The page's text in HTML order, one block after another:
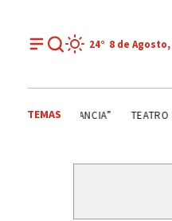
24° 8 de Agosto,
TEMASGOBIERNO DE JUJUY